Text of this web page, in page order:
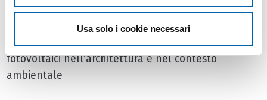
Usa solo i cookie necessari
Il colore nero della superficie in zinco e
leggermente opaca inserisce esteticamente i moduli
fotovoltaici nell’architettura e nel contesto
ambientale